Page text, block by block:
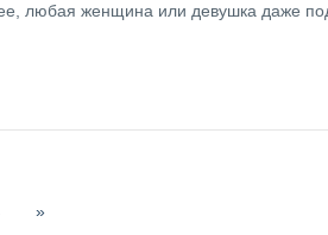
любая женщина или девушка даже
»